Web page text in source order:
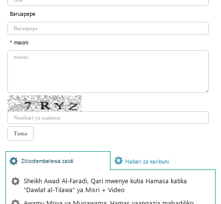
Baruapepe
* maoni
Zilizotembelewa zaidi Habari za karibuni
Sheikh Awad Al-Faradi, Qari mwenye kutia Hamasa katika
“Dawlat al-Tilawa” ya Misri + Video